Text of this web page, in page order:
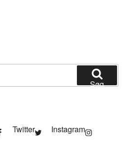
Søg
Twitter
Instagram